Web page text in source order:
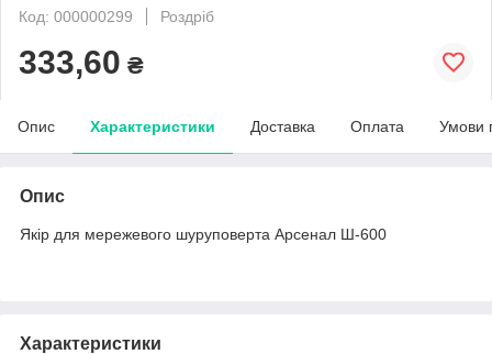
Код: 000000299
Роздріб
333,60 ₴
Опис Характеристики Доставка Оплата Умови
Опис
Якір для мережевого шуруповерта Арсенал Ш-600
Характеристики